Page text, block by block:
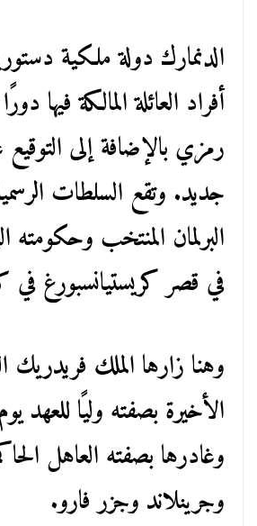
الدنمارك دولة ملكية
أفراد العائلة المالكة فيها
رمزي بالإضافة إلى
جديد. وتقع السلطات
البرلمان المنتخب وحكومته
في قصر كريستيانسبورغ
وهنا زارها الملك فريدريك
الأخيرة بصفته وليًا للعهد
وغادرها بصفته العاهل
وجرينلاند وجزر فارو.